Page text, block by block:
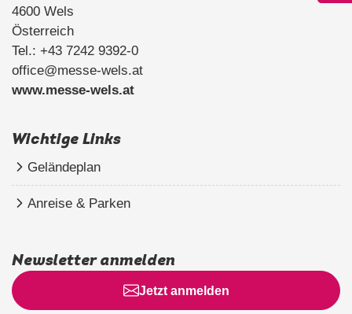
4600 Wels
Österreich
Tel.: +43 7242 9392-0
office@messe-wels.at
www.messe-wels.at
Wichtige Links
Geländeplan
Anreise & Parken
Newsletter anmelden
Jetzt anmelden